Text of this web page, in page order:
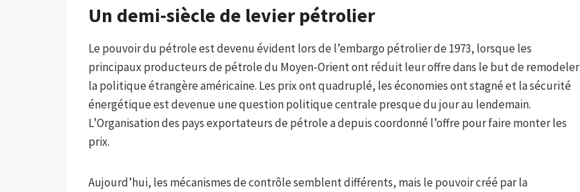
Un demi-siècle de levier pétrolier
Le pouvoir du pétrole est devenu évident lors de l’embargo pétrolier de 1973, lorsque les
principaux producteurs de pétrole du Moyen-Orient ont réduit leur offre dans le but de remodeler
la politique étrangère américaine. Les prix ont quadruplé, les économies ont stagné et la sécurité
énergétique est devenue une question politique centrale presque du jour au lendemain.
L’Organisation des pays exportateurs de pétrole a depuis coordonné l’offre pour faire monter les
prix.
Aujourd’hui, les mécanismes de contrôle semblent différents, mais le pouvoir créé par la